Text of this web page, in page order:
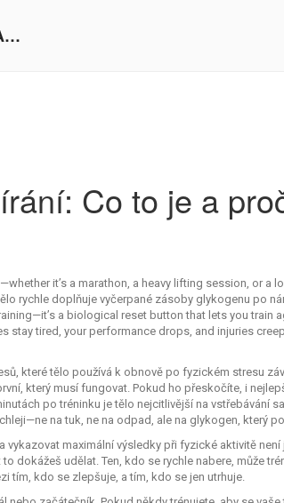
OŠETŘOVÁNÍ SPORTOVNÍCH AKTIVIT V EVROPĚ
Co to je a
it’s a marathon, a heavy lifting session, or a
rychle doplňuje vyčerpané zásoby glykogenu po
a biological reset button that lets you train
stay tired, your performance drops, and injuries
které tělo používá k obnově po fyzickém stresu
který musí fungovat. Pokud ho přeskočíte, i
po tréninku je tělo nejcitlivější na vstřebávání
na tuk, ne na odpad, ale na glykogen, který
vykazovat maximální výsledky při fyzické aktivitě není
dokážeš udělat. Ten, kdo se rychle nabere, může
tím, kdo se zlepšuje, a tím, kdo se jen utrhuje.